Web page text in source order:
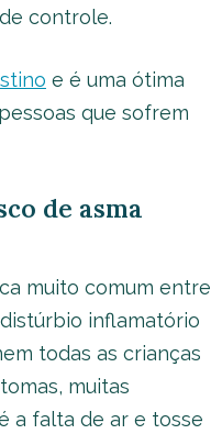
controle.
e é uma ótima
que sofrem
de asma
muito comum entre
inflamatório
todas as crianças
muitas
a falta de ar e tosse